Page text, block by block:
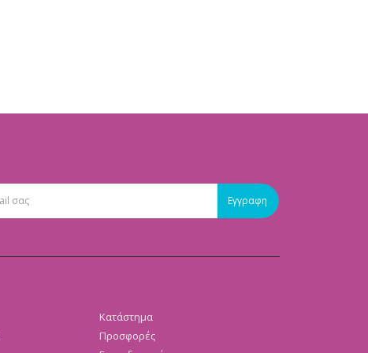
Κατάστημα
Προσφορές